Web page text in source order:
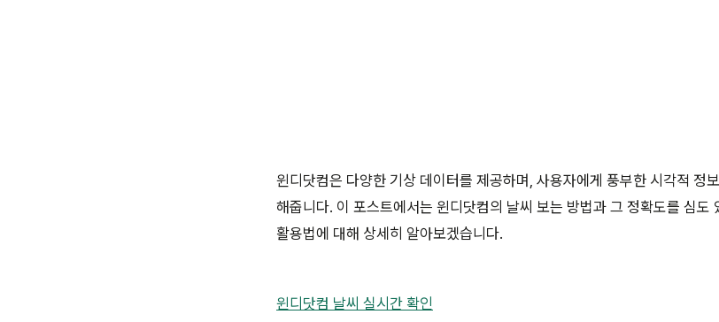
윈디닷컴은 다양한 기상 데이터를 제공하며, 사용자에게 풍부한 시각적 정
해줍니다. 이 포스트에서는 윈디닷컴의 날씨 보는 방법과 그 정확도를 심도
활용법에 대해 상세히 알아보겠습니다.
윈디닷컴 날씨 실시간 확인